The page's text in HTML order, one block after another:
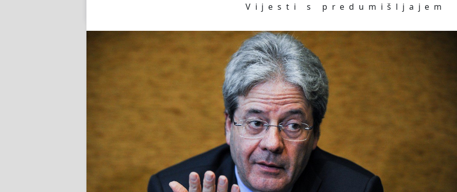
Vijesti s predumišljajem